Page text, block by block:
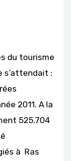
du tourisme
s’attendait :
2011. A la
525.704
à Ras